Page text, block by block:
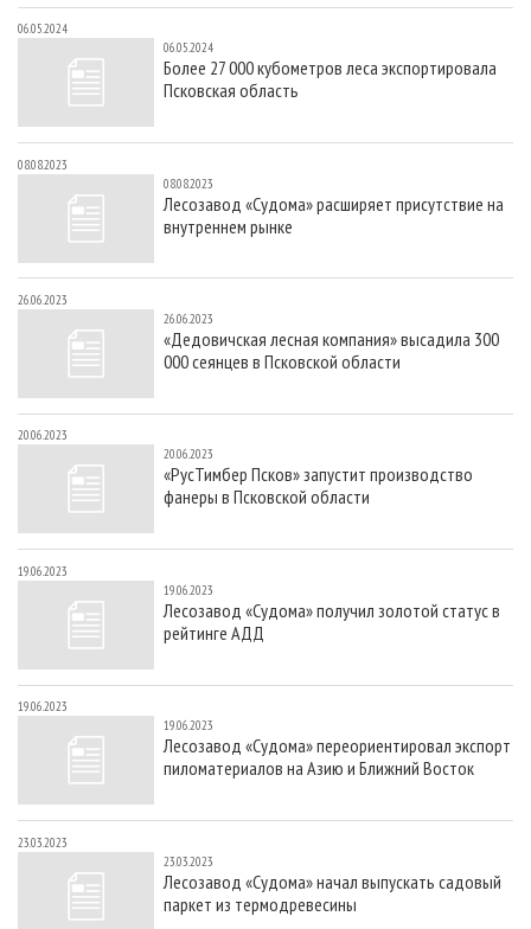
06.05.2024
06.05.2024
Более 27 000 кубометров леса экспортировала
Псковская область
08.08.2023
08.08.2023
Лесозавод «Судома» расширяет присутствие на
внутреннем рынке
26.06.2023
26.06.2023
«Дедовичская лесная компания» высадила 300
000 сеянцев в Псковской области
20.06.2023
20.06.2023
«РусТимбер Псков» запустит производство
фанеры в Псковской области
19.06.2023
19.06.2023
Лесозавод «Судома» получил золотой статус в
рейтинге АДД
19.06.2023
19.06.2023
Лесозавод «Судома» переориентировал экспорт
пиломатериалов на Азию и Ближний Восток
23.03.2023
23.03.2023
Лесозавод «Судома» начал выпускать садовый
паркет из термодревесины